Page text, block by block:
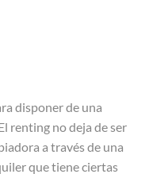
disponer de una
renting no deja de ser
a través de una
que tiene ciertas